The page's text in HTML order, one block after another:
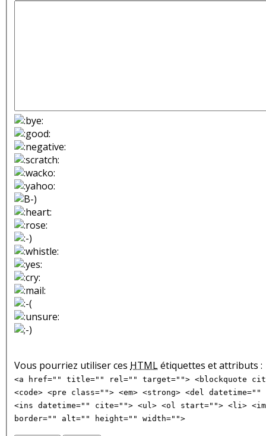
Vous pourriez utiliser ces HTMLétiquettes et attributs :
<a href="" title="" rel="" target=""> <blockquote
<code> <pre class=""> <em> <strong> <del
<ins datetime="" cite=""> <ul> <ol start=""> <li>
border="" alt="" height="" width="">